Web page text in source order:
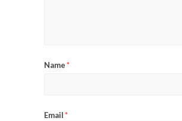
Name*
Email*